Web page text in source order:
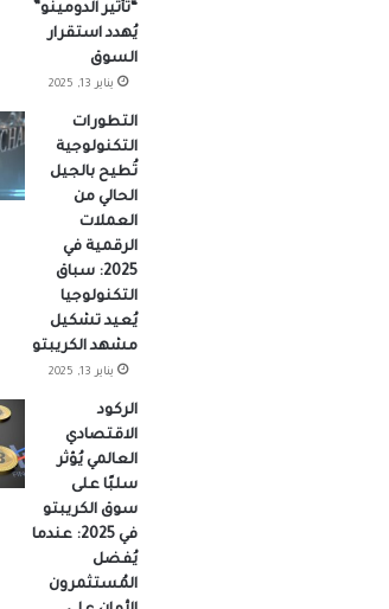
“تأثير الدومينو”
يُهدد استقرار
السوق
يناير 13, 2025
التطورات
التكنولوجية
تُطيح بالجيل
الحالي من
العملات
الرقمية في
2025: سباق
التكنولوجيا
يُعيد تشكيل
مشهد الكريبتو
يناير 13, 2025
الركود
الاقتصادي
العالمي يُؤثر
سلبًا على
سوق الكريبتو
في 2025: عندما
يُفضل
المُستثمرون